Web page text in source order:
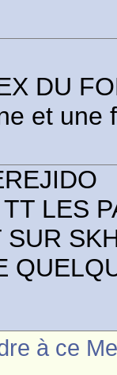
DU
et une
LES
à ce